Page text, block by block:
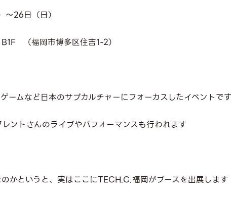
26日（日）
（福岡市博多区住吉1-2）
ームなど日本のサブカルチャーにフォーカスしたイベントで
ントさんのライブやパフォーマンスも行われます
かというと、実はここにTECH.C.福岡がブースを出展します